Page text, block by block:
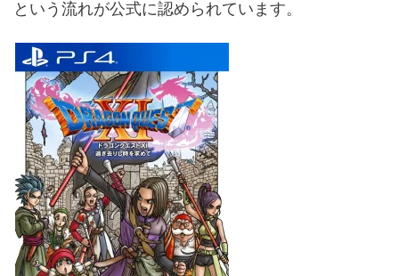
という流れが公式に認められています。